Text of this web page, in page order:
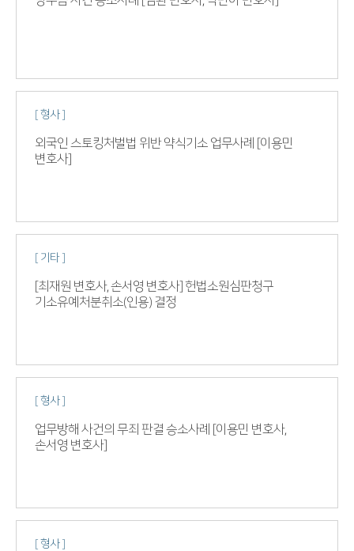
[ 형사 ]
외국인 스토킹처벌법 위반 약식기소 업무사례 [이용민
변호사]
[ 기타 ]
[최재원 변호사, 손서영 변호사] 헌법소원심판청구
기소유예처분취소(인용) 결정
[ 형사 ]
업무방해 사건의 무죄 판결 승소사례 [이용민 변호사,
손서영 변호사]
[ 형사 ]